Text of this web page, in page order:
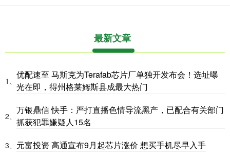
最新文章
1、
优配速至 马斯克为Terafab芯片厂单独开发布会！选址曝
光在即，得州格莱姆斯县成最大热门
2、
万银鼎信 快手：严打直播色情导流黑产，已配合有关部门
抓获犯罪嫌疑人15名
3、 元富投资 高通宣布9月起芯片涨价 想买手机尽早入手